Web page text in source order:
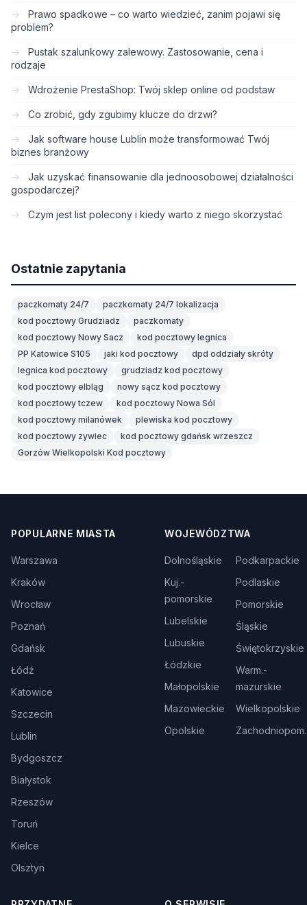
Prawo spadkowe – co warto wiedzieć, zanim pojawi się
problem?
Pustak szalunkowy zalewowy. Zastosowanie, cena i
rodzaje
Wdrożenie PrestaShop: Twój sklep online od podstaw
Co zrobić, gdy zgubimy klucze do drzwi?
Jak software house Lublin może transformować Twój
biznes branżowy
Jak uzyskać finansowanie dla jednoosobowej działalności
gospodarczej?
Czym jest list polecony i kiedy warto z niego skorzystać
Ostatnie zapytania
paczkomaty 24/7
paczkomaty 24/7 lokalizacja
kod pocztowy Grudziadz
paczkomaty
kod pocztowy Nowy Sacz
kod pocztowy legnica
PP Katowice S105
jaki kod pocztowy
dpd oddziały skróty
legnica kod pocztowy
grudziadz kod pocztowy
kod pocztowy elbląg
nowy sącz kod pocztowy
kod pocztowy tczew
kod pocztowy Nowa Sól
kod pocztowy milanówek
plewiska kod pocztowy
kod pocztowy zywiec
kod pocztowy gdańsk wrzeszcz
Gorzów Wielkopolski Kod pocztowy
POPULARNE MIASTA
Warszawa
Kraków
Wrocław
Poznań
Gdańsk
Łódź
Katowice
Szczecin
Lublin
Bydgoszcz
Białystok
Rzeszów
Toruń
Kielce
Olsztyn
WOJEWÓDZTWA
Dolnośląskie
Kuj.-
pomorskie
Lubelskie
Lubuskie
Łódzkie
Małopolskie
Mazowieckie
Opolskie
Podkarpackie
Podlaskie
Pomorskie
Śląskie
Świętokrzyskie
Warm.-
mazurskie
Wielkopolskie
Zachodniopom.